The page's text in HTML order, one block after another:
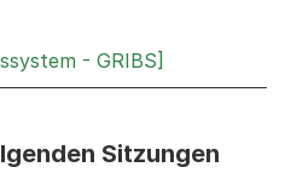
- GRIBS]
Sitzungen